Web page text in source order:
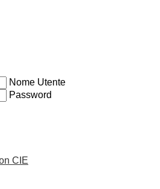
Nome Utente
Password
CIE